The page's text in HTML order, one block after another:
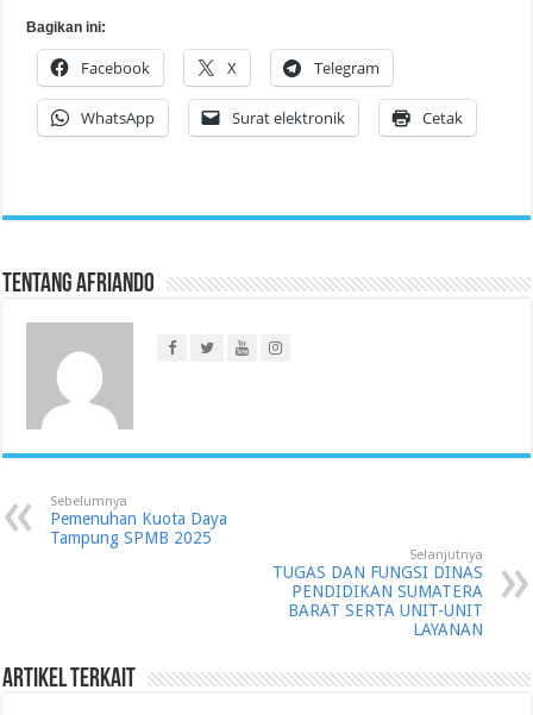
Bagikan ini:
Facebook X Telegram
WhatsApp Surat elektronik Cetak
Tentang Afriando
Sebelumnya
Pemenuhan Kuota Daya
Tampung SPMB 2025
Selanjutnya
TUGAS DAN FUNGSI DINAS
PENDIDIKAN SUMATERA
BARAT SERTA UNIT-UNIT
LAYANAN
Artikel Terkait